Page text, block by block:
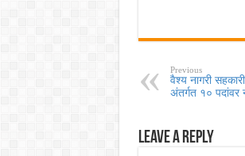
Previous
वैश्य नागरी
अंतर्गत १० पदांवर
Leave a Reply